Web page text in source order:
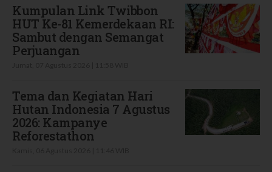
Kumpulan Link Twibbon
HUT Ke-81 Kemerdekaan RI:
Sambut dengan Semangat
Perjuangan
Tema dan Kegiatan Hari
Hutan Indonesia 7 Agustus
2026: Kampanye
Reforestathon